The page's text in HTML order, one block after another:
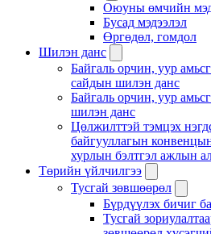
Оюуны өмчийн
Бусад мэдээлэл
Өргөдөл, гомдол
Шилэн данс
Байгаль орчин, уур
сайдын шилэн данс
Байгаль орчин, уур
шилэн данс
Цөлжилттэй тэмцэх
байгууллагын
хурлын бэлтгэл ажлын
Төрийн үйлчилгээ
Тусгай зөвшөөрөл
Бүрдүүлэх бичиг
Тусгай